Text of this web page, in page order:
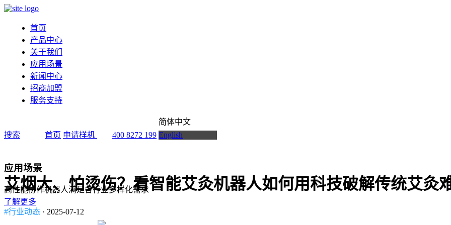
首页
产品中心
关于我们
应用场景
新闻中心
招商加盟
服务支持
搜索 首页 申请样机 400 8272 199
简体中文
English
应用场景
高性能协作机器人满足各行业多样化需求
了解更多
艾烟大、怕烫伤？看智能艾灸机器人如何用科技破解传统艾灸
#行业动态 · 2025-07-12